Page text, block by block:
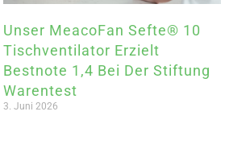
Unser MeacoFan Sefte® 10
Tischventilator Erzielt
Bestnote 1,4 Bei Der Stiftung
Warentest
3. Juni 2026